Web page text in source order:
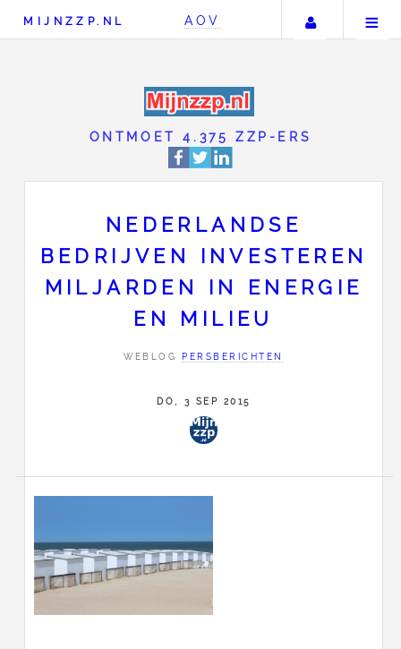
MIJNZZP.NL AOV Uw
NEDERLANDSE
BEDRIJVEN INVESTEREN
MILJARDEN IN ENERGIE
EN MILIEU
WEBLOG PERSBERICHTEN
DO, 3 SEP 2015